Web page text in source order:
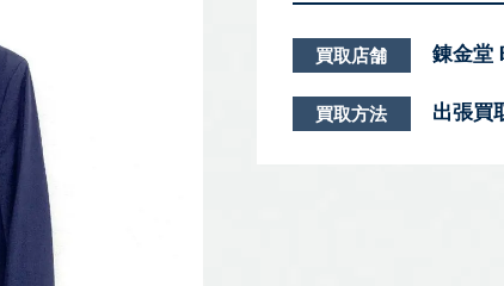
買取店舗 錬金堂
買取方法 出張買